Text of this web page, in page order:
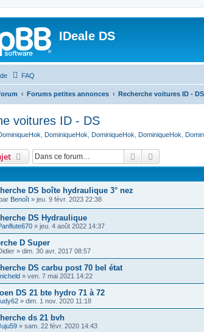
IDeale DS
FAQ
Forums petites annonces Recherche voitures ID - DS
voitures ID - DS
DominiqueHok DominiqueHok DominiqueHok
Rechercher
DS boîte hydraulique 3° nez
Benoît » jeu. 9 févr. 2023 22:38
DS Hydraulique
» jeu. 4 août 2022 14:37
D Super
» dim. 30 avr. 2017 08:57
DS carbu post 70 bel état
» ven. 7 mai 2021 14:22
DS 21 bte hydro 71 à 72
» dim. 1 nov. 2020 11:18
ds 21 bvh
» sam. 22 févr. 2020 14:43